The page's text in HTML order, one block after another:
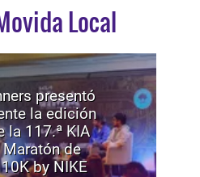
Local
presentó
la edición
la 117.ª KIA
de
by NIKE